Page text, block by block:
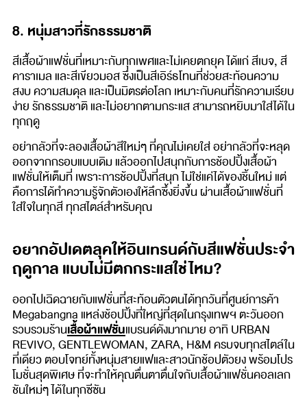
8. หนุ่มสาวที่รักธรรมชาติ
สีเสื้อผ้าแฟชั่นที่เหมาะกับทุกเพศและไม่เคยตกยุค ได้แก่ สีเบจ, สี
คาราเมล และสีเขียวมอส ซึ่งเป็นสีเอิร์ธโทนที่ช่วยสะท้อนความ
สงบ ความสมดุล และเป็นมิตรต่อโลก เหมาะกับคนที่รักความเรียบ
ง่าย รักธรรมชาติ และไม่อยากตามกระแส สามารถหยิบมาใส่ได้ใน
ทุกฤดู
อย่ากลัวที่จะลองเสื้อผ้าสีใหม่ๆ ที่คุณไม่เคยใส่ อย่ากลัวที่จะหลุด
ออกจากกรอบแบบเดิม แล้วออกไปสนุกกับการช้อปปิ้งเสื้อผ้า
แฟชั่นให้เต็มที่ เพราะการช้อปปิ้งที่สนุก ไม่ใช่แค่ได้ของชิ้นใหม่ แต่
คือการได้ทำความรู้จักตัวเองให้ลึกซึ้งยิ่งขึ้น ผ่านเสื้อผ้าแฟชั่นที่
ใส่ใจในทุกสี ทุกสไตล์สำหรับคุณ
อยากอัปเดตลุคให้อินเทรนด์กับสีแฟชั่นประจำ
ฤดูกาล แบบไม่มีตกกระแสใช่ไหม?
ออกไปเฉิดฉายกับแฟชั่นที่สะท้อนตัวตนได้ทุกวันที่ศูนย์การค้า
Megabangna แหล่งช้อปปิ้งที่ใหญ่ที่สุดในกรุงเทพฯ ตะวันออก
รวบรวมร้านเสื้อผ้าแฟชั่นแบรนด์ดังมากมาย อาทิ URBAN
REVIVO, GENTLEWOMAN, ZARA, H&M ครบจบทุกสไตล์ใน
ที่เดียว ตอบโจทย์ทั้งหนุ่มสายแฟและสาวนักช้อปตัวยง พร้อมโปร
โมชั่นสุดพิเศษ ที่จะทำให้คุณตื่นตาตื่นใจกับเสื้อผ้าแฟชั่นคอลเลก
ชันใหม่ๆ ได้ในทุกซีซัน